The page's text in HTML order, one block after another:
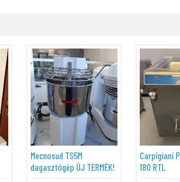
Mecnosud TS5M
dagasztógép ÚJ TERMÉK!
Carpigiani
180 RTL